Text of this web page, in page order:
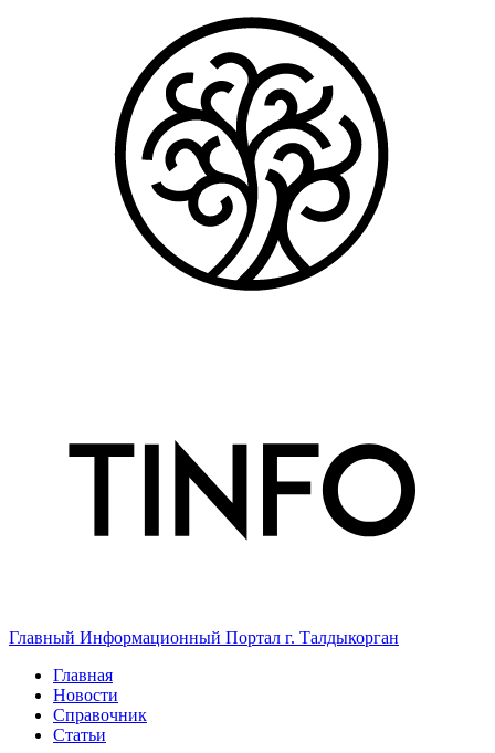
Главный Информационный Портал г. Талдыкорган
Главная
Новости
Справочник
Статьи